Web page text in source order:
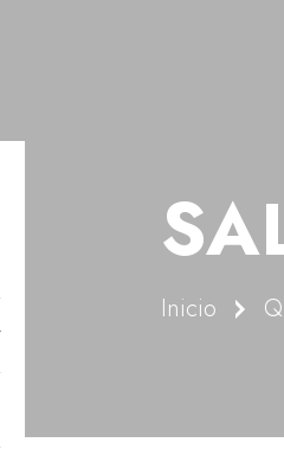
Inicio